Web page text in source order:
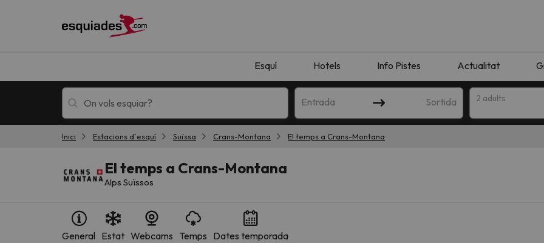
Esquí Hotels Info Pistes Actualitat
Entrada Sortida 2 adults
Inici Estacions d´esquí Suïssa Crans-Montana El temps a Crans-Montana
El temps a Crans-Montana
Alps Suïssos
General Estat Webcams Temps Dates temporada